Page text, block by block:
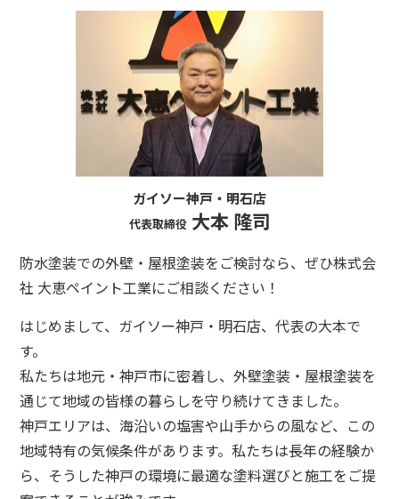
ガイソー神戸・明石店
代表取締役大本 隆司
防水塗装での外壁・屋根塗装をご検討なら、ぜひ株式会
社 大恵ペイント工業にご相談ください！
はじめまして、ガイソー神戸・明石店、代表の大本で
す。
私たちは地元・神戸市に密着し、外壁塗装・屋根塗装を
通じて地域の皆様の暮らしを守り続けてきました。
神戸エリアは、海沿いの塩害や山手からの風など、この
地域特有の気候条件があります。私たちは長年の経験か
ら、そうした神戸の環境に最適な塗料選びと施工をご提